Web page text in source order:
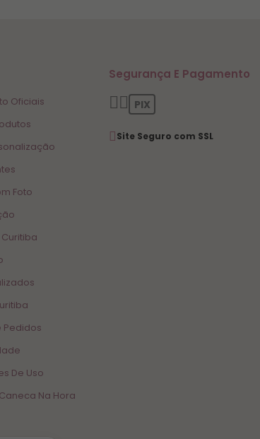
Oficiais
Foto
Pedidos
De Uso
Na Hora
Segurança E Pagamento
PIX
Site Seguro com SSL